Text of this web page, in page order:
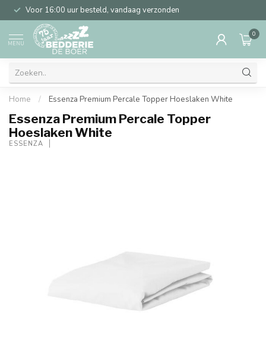
Voor 16:00 uur besteld, vandaag verzonden
MENU
0
Home / Essenza Premium Percale Topper Hoeslaken White
Essenza Premium Percale Topper
Hoeslaken White
ESSENZA